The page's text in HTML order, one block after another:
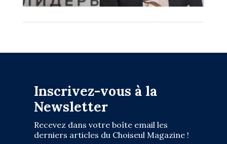
Inscrivez-vous à la
Newsletter
Recevez dans votre boîte email les
derniers articles du Choiseul Magazine !